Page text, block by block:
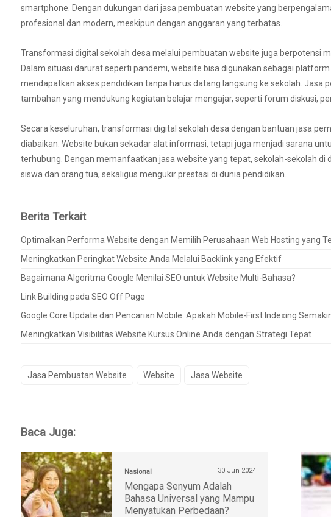
smartphone. Dengan dukungan dari jasa pembuatan website yang
profesional dan modern, meskipun dengan anggaran yang terbatas.
Transformasi digital sekolah desa melalui pembuatan website juga berpotensi
Dalam situasi darurat seperti pandemi, website bisa digunakan sebagai
mendapatkan akses pendidikan tanpa harus datang langsung ke sekolah.
tambahan yang mendukung kegiatan belajar mengajar, seperti forum diskusi,
Secara keseluruhan, transformasi digital sekolah desa dengan bantuan jasa
diabaikan. Website bukan sekadar alat informasi, tetapi juga menjadi sarana
terhubung. Dengan memanfaatkan jasa website yang tepat, sekolah-sekolah
siswa dan orang tua, sekaligus mengukir prestasi di dunia pendidikan.
Berita Terkait
Optimalkan Performa Website dengan Memilih Perusahaan Web Hosting yang
Meningkatkan Peringkat Website Anda Melalui Backlink yang Efektif
Bagaimana Algoritma Google Menilai SEO untuk Website Multi-Bahasa?
Link Building pada SEO Off Page
Google Core Update dan Pencarian Mobile: Apakah Mobile-First Indexing
Meningkatkan Visibilitas Website Kursus Online Anda dengan Strategi Tepat
Jasa Pembuatan Website Website Jasa Website
Baca Juga:
Nasional 30 Jun 2024
Mengapa Senyum Adalah
Bahasa Universal yang Mampu
Menyatukan Perbedaan?